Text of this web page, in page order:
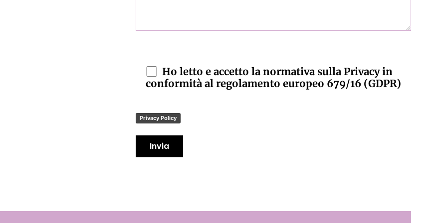
Ho letto e accetto la normativa sulla Privacy in
conformità al regolamento europeo 679/16 (GDPR)
Privacy Policy